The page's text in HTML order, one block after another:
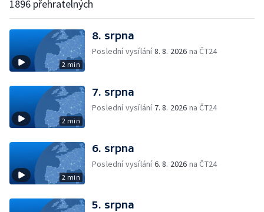
1896 přehratelných
2 min
8. srpna
Poslední vysílání8. 8. 2026 na ČT24
2 min
7. srpna
Poslední vysílání 7. 8. 2026 na ČT24
2 min
6. srpna
Poslední vysílání6. 8. 2026 na ČT24
5. srpna